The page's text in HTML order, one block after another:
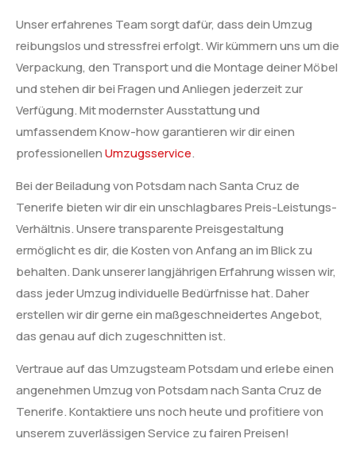
Unser erfahrenes Team sorgt dafür, dass dein Umzug
reibungslos und stressfrei erfolgt. Wir kümmern uns um die
Verpackung, den Transport und die Montage deiner Möbel
und stehen dir bei Fragen und Anliegen jederzeit zur
Verfügung. Mit modernster Ausstattung und
umfassendem Know-how garantieren wir dir einen
professionellenUmzugsservice.
Bei der Beiladung von Potsdam nach Santa Cruz de
Tenerife bieten wir dir ein unschlagbares Preis-Leistungs-
Verhältnis. Unsere transparente Preisgestaltung
ermöglicht es dir, die Kosten von Anfang an im Blick zu
behalten. Dank unserer langjährigen Erfahrung wissen wir,
dass jeder Umzug individuelle Bedürfnisse hat. Daher
erstellen wir dir gerne ein maßgeschneidertes Angebot,
das genau auf dich zugeschnitten ist.
Vertraue auf das Umzugsteam Potsdam und erlebe einen
angenehmen Umzug von Potsdam nach Santa Cruz de
Tenerife. Kontaktiere uns noch heute und profitiere von
unserem zuverlässigen Service zu fairen Preisen!